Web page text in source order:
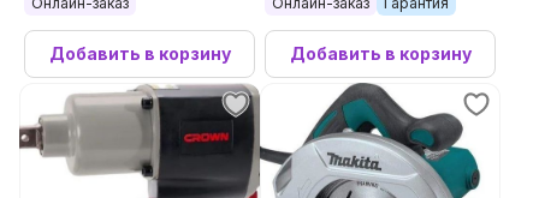
Добавить в корзину Добавить в корзину